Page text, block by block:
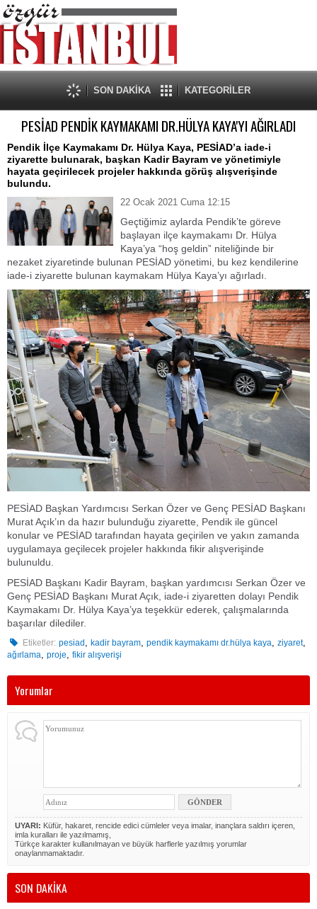
SON DAKİKA KATEGORİLER
PESİAD PENDİK KAYMAKAMI DR.HÜLYA KAYA'YI AĞIRLADI
Pendik İlçe Kaymakamı Dr. Hülya Kaya, PESİAD’a iade-i
ziyarette bulunarak, başkan Kadir Bayram ve yönetimiyle
hayata geçirilecek projeler hakkında görüş alışverişinde
bulundu.
22 Ocak 2021 Cuma 12:15
Geçtiğimiz aylarda Pendik’te göreve
başlayan ilçe kaymakamı Dr. Hülya
Kaya’ya “hoş geldin” niteliğinde bir
nezaket ziyaretinde bulunan PESİAD yönetimi, bu kez kendilerine
iade-i ziyarette bulunan kaymakam Hülya Kaya’yı ağırladı.
PESİAD Başkan Yardımcısı Serkan Özer ve Genç PESİAD Başkanı
Murat Açık’ın da hazır bulunduğu ziyarette, Pendik ile güncel
konular ve PESİAD tarafından hayata geçirilen ve yakın zamanda
uygulamaya geçilecek projeler hakkında fikir alışverişinde
bulunuldu.
PESİAD Başkanı Kadir Bayram, başkan yardımcısı Serkan Özer ve
Genç PESİAD Başkanı Murat Açık, iade-i ziyaretten dolayı Pendik
Kaymakamı Dr. Hülya Kaya’ya teşekkür ederek, çalışmalarında
başarılar dilediler.
Etiketler: pesiad ,kadir bayram ,pendik kaymakamı dr.hülya kaya ,ziyaret,
ağırlama proje fikir alışverişi
Yorumlar
UYARI: Küfür, hakaret, rencide edici cümleler veya imalar, inançlara saldırı içeren,
imla kuralları ile yazılmamış,
Türkçe karakter kullanılmayan ve büyük harflerle yazılmış yorumlar
onaylanmamaktadır.
SON DAKİKA